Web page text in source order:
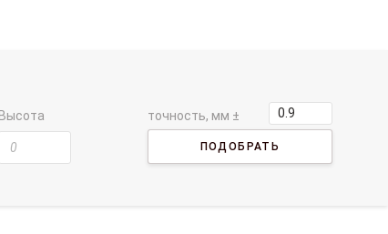
Высота точность, мм ±
ПОДОБРАТЬ